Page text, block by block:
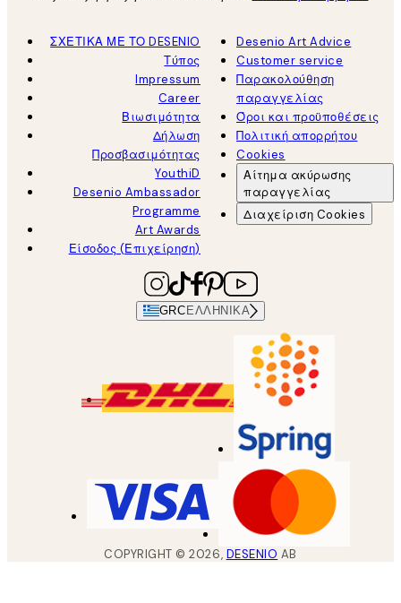
ΣΧΕΤΙΚΑ ΜΕ ΤΟ DESENIO
Τύπος
Impressum
Career
Βιωσιμότητα
Δήλωση
Προσβασιμότητας
YouthiD
Desenio Ambassador
Programme
Art Awards
Είσοδος (Επιχείρηση)
Desenio Art Advice
Customer service
Παρακολούθηση
παραγγελίας
Όροι και προϋποθέσεις
Πολιτική απορρήτου
Cookies
Αίτημα ακύρωσης
παραγγελίας
Διαχείριση Cookies
GRC ΕΛΛΗΝΙΚΆ
COPYRIGHT ©2026, DESENIO AB